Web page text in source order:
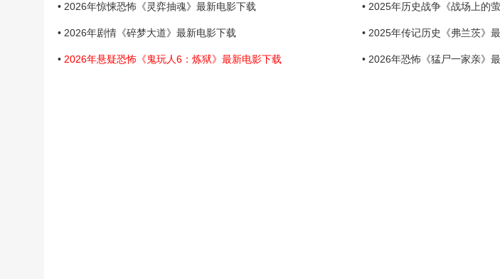
• 2026年惊悚恐怖《灵弈抽魂》最新电影下载 • 2025年历史战争《战场上的
• 2026年剧情《碎梦大道》最新电影下载 • 2025年传记历史《弗兰茨》
• 2026年悬疑恐怖《鬼玩人6：炼狱》最新电影下载 • 2026年恐怖《猛尸一家亲》